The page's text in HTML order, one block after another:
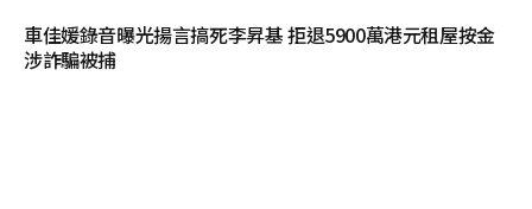
車佳媛錄音曝光揚言搞死李昇基 拒退5900萬港元租屋按金
涉詐騙被捕